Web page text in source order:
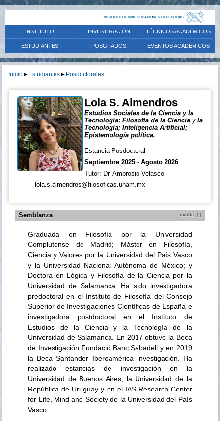
INSTITUTO DE INVESTIGACIONES FILOSÓFICAS
INSTITUTO INVESTIGACIÓN TÉCNICOS ACADÉMICOS
ESTUDIANTES POSGRADOS EVENTOS ACADÉMICOS
Inicio► Estudiantes► Posdoctorales
Lola S. Almendros
Estudios Sociales de la Ciencia y la
Tecnología; Filosofía de la Ciencia y la
Tecnología; Inteligencia Artificial;
Epistemología política.
Estancia Posdoctoral
Septiembre 2025 - Agosto 2026
Tutor: Dr. Ambrosio Velasco
lola.s.almendros@filosoficas.unam.mx
Semblanza ocultar [-]
Graduada en Filosofía por la Universidad
Complutense de Madrid; Máster en Filosofía,
Ciencia y Valores por la Universidad del País Vasco
y la Universidad Nacional Autónoma de México; y
Doctora en Lógica y Filosofía de la Ciencia por la
Universidad de Salamanca. Ha sido investigadora
predoctoral en el Instituto de Filosofía del Consejo
Superior de Investigaciones Científicas de España e
investigadora postdoctoral en el Instituto de
Estudios de la Ciencia y la Tecnología de la
Universidad de Salamanca. En 2017 obtuvo la Beca
de Investigación Fundació Banc Sabadell y en 2019
la Beca Santander Iberoamérica Investigación. Ha
realizado estancias de investigación en la
Universidad de Buenos Aires, la Universidad de la
República de Uruguay y en el IAS-Research Center
for Life, Mind and Society de la Universidad del País
Vasco.